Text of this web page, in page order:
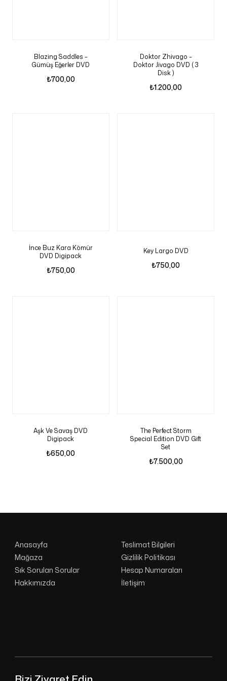
Blazing Saddles –
Gümüş Eğerler DVD
₺700,00
Doktor Zhivago –
Doktor Jivago DVD ( 3
Disk )
₺1.200,00
İnce Buz Kara Kömür
DVD Digipack
₺750,00
Key Largo DVD
₺750,00
Aşk Ve Savaş DVD
Digipack
₺650,00
The Perfect Storm
Special Edition DVD Gift
Set
₺7.500,00
Anasayfa
Mağaza
Sık Sorulan Sorular
Hakkımızda
Teslimat Bilgileri
Gizlilik Politikası
Hesap Numaraları
İletişim